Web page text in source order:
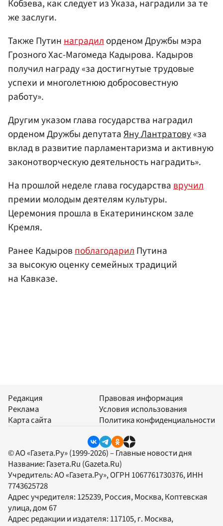
Кобзева, как следует из Указа, наградили за те
же заслуги.
Также Путиннаградилорденом Дружбы мэра
Грозного Хас-Магомеда Кадырова. Кадыров
получил награду «за достигнутые трудовые
успехи и многолетнюю добросовестную
работу».
Другим указом глава государства наградил
орденом Дружбы депутатаЯну Лантратову«за
вклад в развитие парламентаризма и активную
законотворческую деятельность наградить».
На прошлой неделе глава государствавручил
премии молодым деятелям культуры.
Церемония прошла в Екатерининском зале
Кремля.
Ранее КадыровпоблагодарилПутина
за высокую оценку семейных традиций
на Кавказе.
Редакция
Реклама
Карта сайта
Правовая информация
Условия использования
Политика конфиденциальности
© АО «Газета.Ру» (1999-2026) – Главные новости дня
Название: Газета.Ru (Gazeta.Ru)
Учредитель:АО «Газета.Ру», ОГРН 1067761730376, ИНН
7743625728
Адрес учредителя: 125239, Россия, Москва, Коптевская
улица, дом 67
Адрес редакции и издателя: 117105, г. Москва,